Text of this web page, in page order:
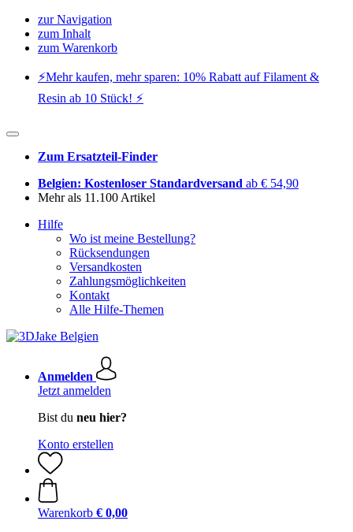
zur Navigation
zum Inhalt
zum Warenkorb
⚡️Mehr kaufen, mehr sparen: 10% Rabatt auf Filament &
Resin ab 10 Stück! ⚡️
Zum Ersatzteil-Finder
Belgien: Kostenloser Standardversand ab € 54,90
Mehr als 11.100 Artikel
Hilfe
Wo ist meine Bestellung?
Rücksendungen
Versandkosten
Zahlungsmöglichkeiten
Kontakt
Alle Hilfe-Themen
Anmelden
Jetzt anmelden
Bist du neu hier?
Konto erstellen
Warenkorb € 0,00